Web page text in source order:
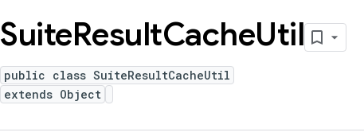
SuiteResultCacheUtil
public class SuiteResultCacheUtil
extends Object